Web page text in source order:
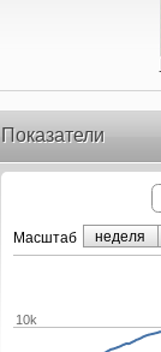
Показатели
Маcштаб
10k
неделя